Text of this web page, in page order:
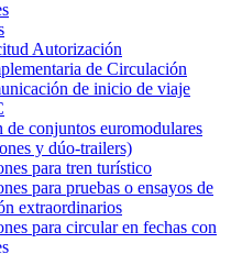
Autorización
de Circulación
de inicio de viaje
de conjuntos euromodulares
y dúo-trailers)
para tren turístico
para pruebas o ensayos de
extraordinarios
para circular en fechas con